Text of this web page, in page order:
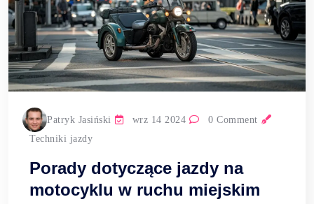
Patryk Jasiński wrz 14 2024
0 Comment
Techniki jazdy
Porady dotyczące jazdy na
motocyklu w ruchu miejskim